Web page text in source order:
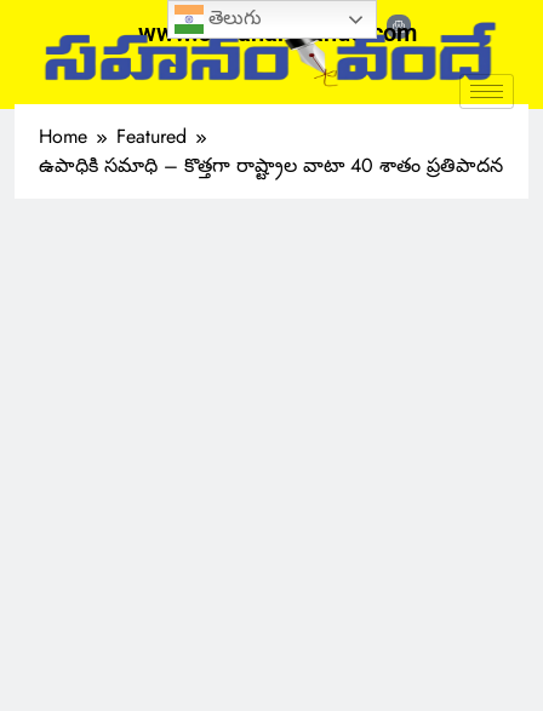
www.sahanamvande.com
Home
Featured
ఉపాధికి సమాధి – కొత్తగా రాష్ట్రాల వాటా 40 శాతం ప్రతిపాదన
తెలుగు